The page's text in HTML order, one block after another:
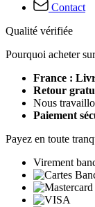
Contact
Qualité vérifiée
Pourquoi acheter
France :
Retour
Nous
Paiement
Payez en toute
Virement